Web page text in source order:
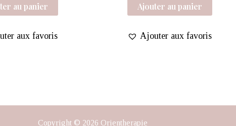
au panier
aux favoris
Ajouter au panier
Ajouter aux favoris
Copyright © 2026 Orientherapie